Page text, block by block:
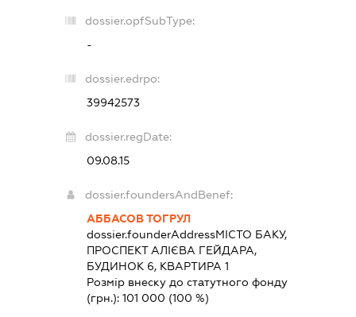
dossier.opfSubType:
-
dossier.edrpo:
39942573
dossier.regDate:
09.08.15
dossier.foundersAndBenef:
АББАСОВ ТОГРУЛ
dossier.founderAddressМІСТО БАКУ,
ПРОСПЕКТ АЛІЄВА ГЕЙДАРА,
БУДИНОК 6, КВАРТИРА 1
Розмір внеску до статутного фонду
(грн.): 101 000 (100 %)